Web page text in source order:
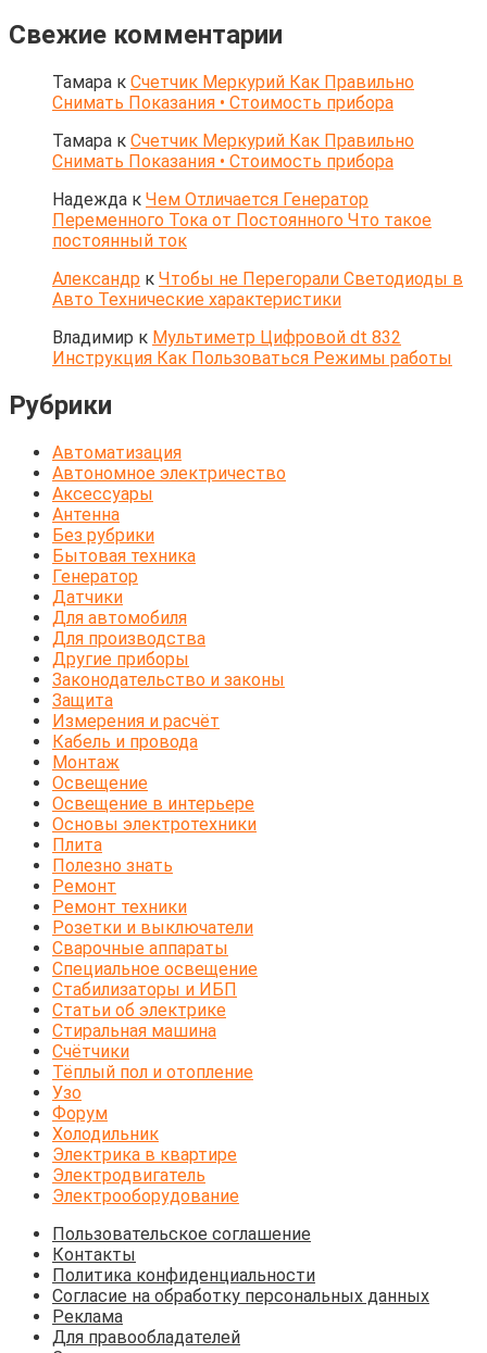
Свежие комментарии
Тамара к Счетчик Меркурий Как Правильно
Снимать Показания • Стоимость прибора
Тамара к Счетчик Меркурий Как Правильно
Снимать Показания • Стоимость прибора
Надежда к Чем Отличается Генератор
Переменного Тока от Постоянного Что такое
постоянный ток
Александр к Чтобы не Перегорали Светодиоды в
Авто Технические характеристики
Владимир к Мультиметр Цифровой dt 832
Инструкция Как Пользоваться Режимы работы
Рубрики
Автоматизация
Автономное электричество
Аксессуары
Антенна
Без рубрики
Бытовая техника
Генератор
Датчики
Для автомобиля
Для производства
Другие приборы
Законодательство и законы
Защита
Измерения и расчёт
Кабель и провода
Монтаж
Освещение
Освещение в интерьере
Основы электротехники
Плита
Полезно знать
Ремонт
Ремонт техники
Розетки и выключатели
Сварочные аппараты
Специальное освещение
Стабилизаторы и ИБП
Статьи об электрике
Стиральная машина
Счётчики
Тёплый пол и отопление
Узо
Форум
Холодильник
Электрика в квартире
Электродвигатель
Электрооборудование
Пользовательское соглашение
Контакты
Политика конфиденциальности
Согласие на обработку персональных данных
Реклама
Для правообладателей